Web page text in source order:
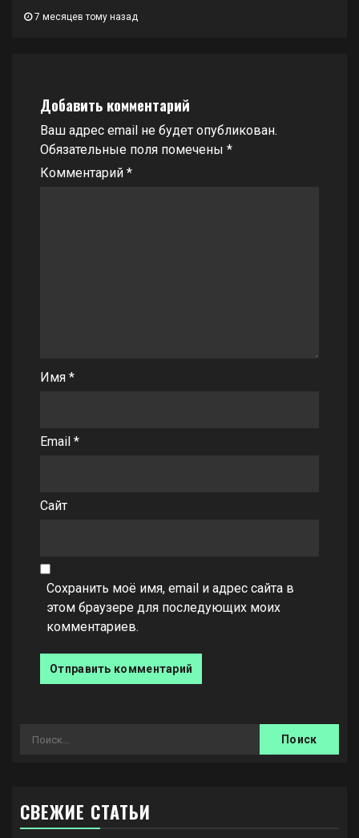
7 месяцев тому назад
Добавить комментарий
Ваш адрес email не будет опубликован.
Обязательные поля помечены *
Комментарий *
Имя *
Email *
Сайт
Сохранить моё имя, email и адрес сайта в
этом браузере для последующих моих
комментариев.
Найти:
СВЕЖИЕ СТАТЬИ